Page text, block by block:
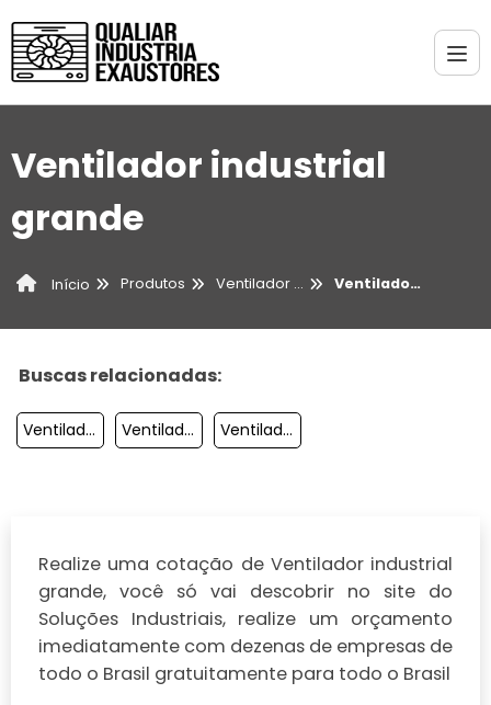
Ventilador industrial
grande
Início Produtos Ventilador Industrial Ventilador industrial grande
Buscas relacionadas:
Ventilador Comercial Ventilador Umidificador Industrial Ventilador De Parede 60cm
Realize uma cotação de Ventilador industrial
grande, você só vai descobrir no site do
Soluções Industriais, realize um orçamento
imediatamente com dezenas de empresas de
todo o Brasil gratuitamente para todo o Brasil